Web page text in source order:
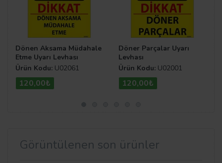
Dönen Aksama Müdahale
Etme Uyarı Levhası
Ürün Kodu: U02061
120,00₺
Döner Parçalar Uyarı
Levhası
Ürün Kodu: U02001
120,00₺
Görüntülenen son ürünler